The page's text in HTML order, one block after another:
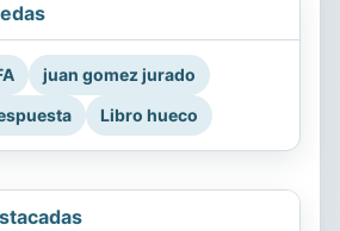
juan gomez jurado
Libro hueco